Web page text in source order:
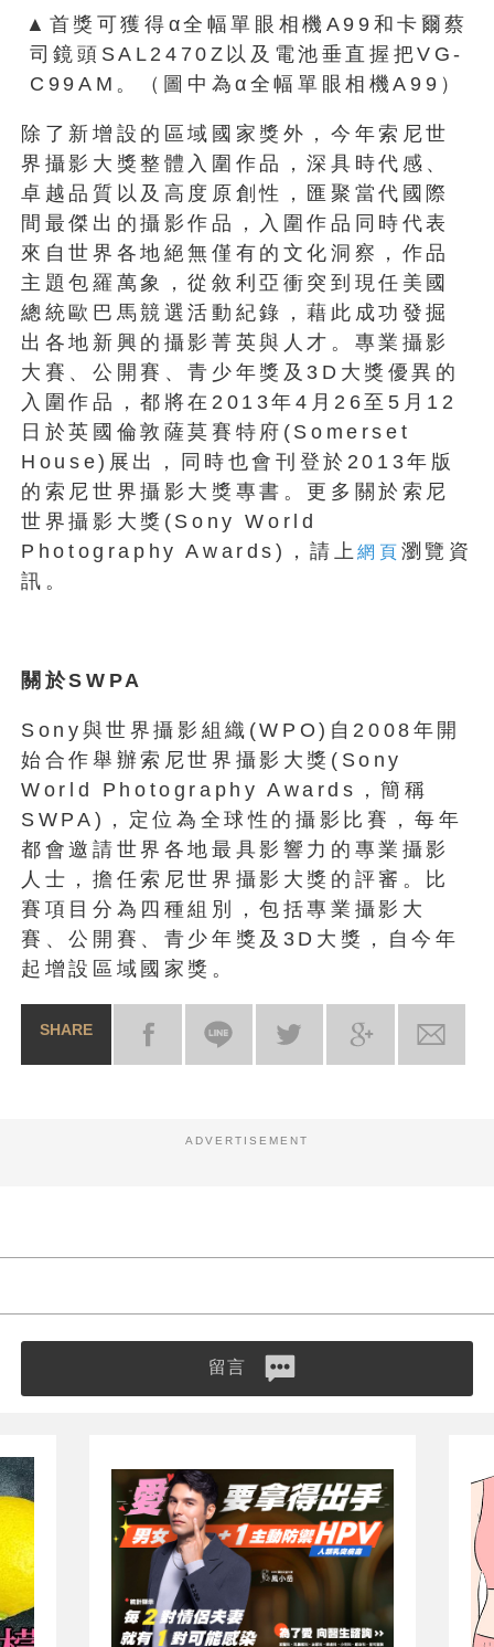
▲首獎可獲得α全幅單眼相機A99和卡爾蔡
司鏡頭SAL2470Z以及電池垂直握把VG-
C99AM。（圖中為α全幅單眼相機A99）
除了新增設的區域國家獎外，今年索尼世
界攝影大獎整體入圍作品，深具時代感、
卓越品質以及高度原創性，匯聚當代國際
間最傑出的攝影作品，入圍作品同時代表
來自世界各地絕無僅有的文化洞察，作品
主題包羅萬象，從敘利亞衝突到現任美國
總統歐巴馬競選活動紀錄，藉此成功發掘
出各地新興的攝影菁英與人才。專業攝影
大賽、公開賽、青少年獎及3D大獎優異的
入圍作品，都將在2013年4月26至5月12
日於英國倫敦薩莫賽特府(Somerset
House)展出，同時也會刊登於2013年版
的索尼世界攝影大獎專書。更多關於索尼
世界攝影大獎(Sony World
Photography Awards)，請上網頁 瀏覽資
訊。
關於SWPA
Sony與世界攝影組織(WPO)自2008年開
始合作舉辦索尼世界攝影大獎(Sony
World Photography Awards，簡稱
SWPA)，定位為全球性的攝影比賽，每年
都會邀請世界各地最具影響力的專業攝影
人士，擔任索尼世界攝影大獎的評審。比
賽項目分為四種組別，包括專業攝影大
賽、公開賽、青少年獎及3D大獎，自今年
起增設區域國家獎。
SHARE
ADVERTISEMENT
留言